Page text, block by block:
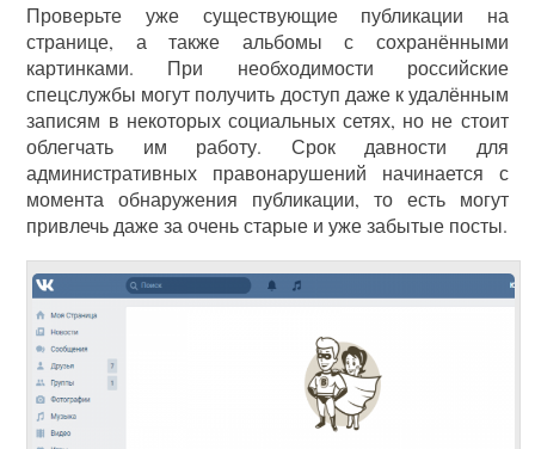
Проверьте уже существующие публикации на
странице, а также альбомы с сохранёнными
картинками. При необходимости российские
спецслужбы могут получить доступ даже к удалённым
записям в некоторых социальных сетях, но не стоит
облегчать им работу. Срок давности для
административных правонарушений начинается с
момента обнаружения публикации, то есть могут
привлечь даже за очень старые и уже забытые посты.